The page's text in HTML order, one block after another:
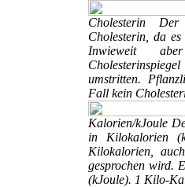
Cholesterin Der
Cholesterin, da
Inwieweit
umstritten.
Fall kein
Kalorien/kJoule
in Kilokalorien
Kilokalorien,
gesprochen wird.
(kJoule). 1 Kilo-